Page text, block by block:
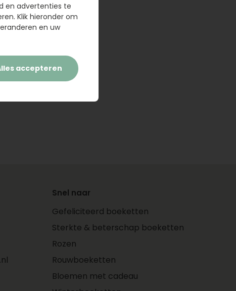
Snel naar
Gefeliciteerd boeketten
Sterkte & beterschap boeketten
Rozen
Rouwboeketten
Bloemen met cadeau
en advertenties te
Klik hieronder om
en uw
accepteren